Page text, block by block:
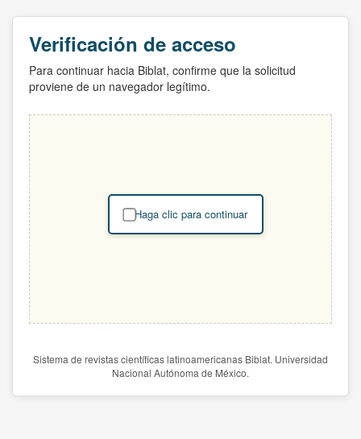
Verificación de acceso
Para continuar hacia Biblat, confirme que la solicitud
proviene de un navegador legítimo.
Haga clic para continuar
Sistema de revistas científicas latinoamericanas Biblat. Universidad
Nacional Autónoma de México.